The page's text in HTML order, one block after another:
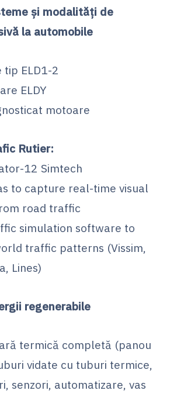
şi modalităţi de
la automobile
ELD1-2
testare ELDY
motoare
Rutier:
12 Simtech
to capture real-time visual
road traffic
simulation software to
traffic patterns (Vissim,
Lines)
regenerabile
termică completă (panou
vidate cu tuburi termice,
senzori, automatizare, vas